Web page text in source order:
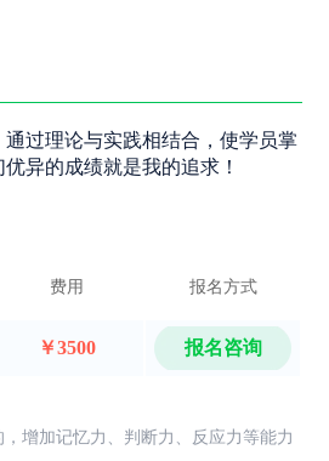
过理论与实践相结合，使学员掌
异的成绩就是我的追求！
费用 报名方式
￥3500 报名咨询
增加记忆力、判断力、反应力等能力